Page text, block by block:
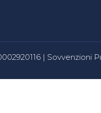
| Sovvenzioni